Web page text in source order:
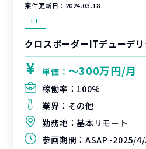
案件更新日： 2024.03.18
IT
クロスボーダーITデューデ
単価： 〜300万円/月
稼働率： 100%
業界： その他
勤務地：基本リモート
参画期間： ASAP~2025/4/30(延